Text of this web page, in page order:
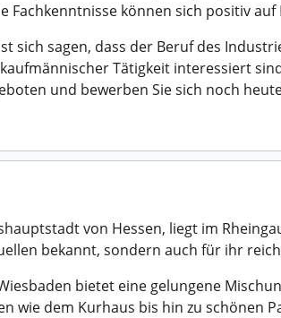
Fachkenntnisse können sich positiv
sich sagen, dass der Beruf des
Tätigkeit interessiert
und bewerben Sie sich noch
von Hessen, liegt im
bekannt, sondern auch für ihr
bietet eine gelungene
wie dem Kurhaus bis hin zu schönen